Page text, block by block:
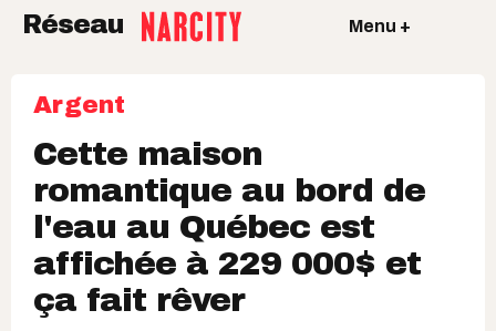
Réseau Menu +
Argent
Cette maison
romantique au bord de
l'eau au Québec est
affichée à 229 000$ et
ça fait rêver